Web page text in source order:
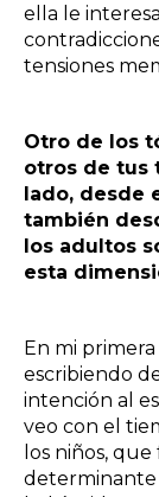
ella le
tensiones
Otro de los
otros de tus
lado, desde
también
los adultos
esta
En mi
escribiendo
intención al
veo con el
los niños,
determinante